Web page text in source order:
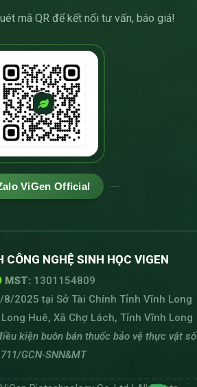
mã QR để kết nối tư vấn, báo giá!
ViGen Official
CÔNG NGHỆ SINH HỌC VIGEN
MST:1301154809
8/2025 tại Sở Tài Chính Tỉnh Vĩnh Long
Huê, Xã Chợ Lách, Tỉnh Vĩnh Long
kiện buôn bán thuốc bảo vệ thực vật số
711/GCN-SNN&MT